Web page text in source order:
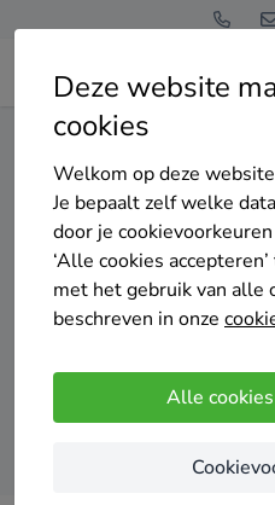
Deze website
cookies
Welkom op deze
Je bepaalt zelf welke
door je
‘Alle cookies
met het gebruik van alle
beschreven in onze
Alle
Home Cv-ketel
Gratis
in Eijsden-
Vergelijk